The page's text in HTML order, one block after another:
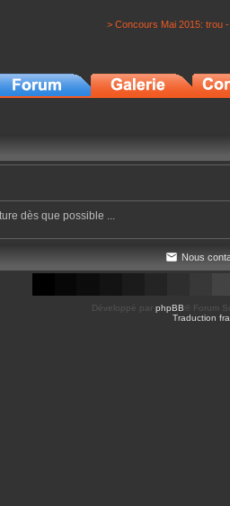
> Concours Mai 2015: trou
dès que possible ...
Nous
Développé par phpBB ® Forum
Traduction